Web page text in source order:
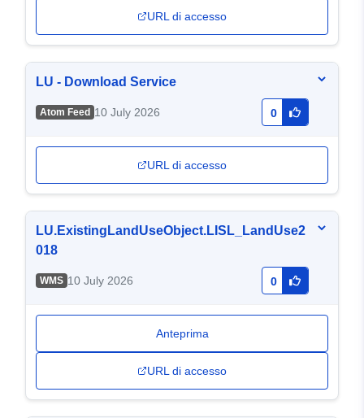
URL di accesso
LU - Download Service
Atom Feed 10 July 2026 0
URL di accesso
LU.ExistingLandUseObject.LISL_LandUse2
018
WMS 10 July 2026 0
Anteprima
URL di accesso